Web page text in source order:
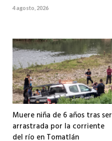
4 agosto, 2026
Muere niña de 6 años tras ser
arrastrada por la corriente
del río en Tomatlán